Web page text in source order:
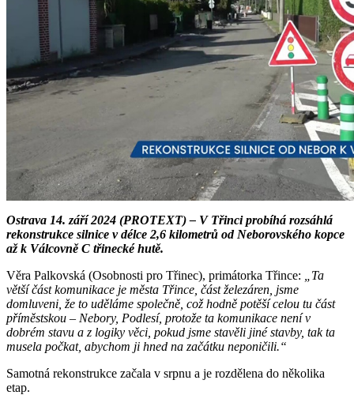
Ostrava 14. září 2024 (PROTEXT) – V Třinci probíhá rozsáhlá
rekonstrukce silnice v délce 2,6 kilometrů od Neborovského kopce
až k Válcovně C třinecké hutě.
Věra Palkovská (Osobnosti pro Třinec), primátorka Třince:
„Ta
větší část komunikace je města Třince, část železáren, jsme
domluveni, že to uděláme společně, což hodně potěší celou tu část
příměstskou – Nebory, Podlesí, protože ta komunikace není v
dobrém stavu a z logiky věci, pokud jsme stavěli jiné stavby, tak ta
musela počkat, abychom ji hned na začátku neponičili.“
Samotná rekonstrukce začala v srpnu a je rozdělena do několika
etap.